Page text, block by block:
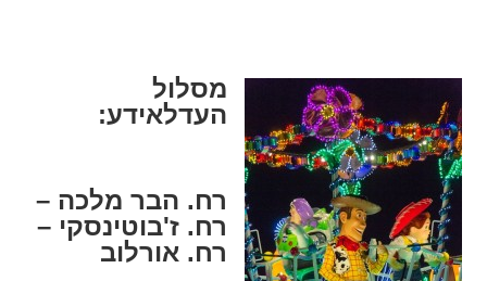
מסלול
העדלאידע:
רח. הבר מלכה –
רח. ז'בוטינסקי –
רח. אורלוב